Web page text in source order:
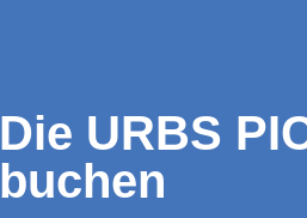
Die URBS
buchen